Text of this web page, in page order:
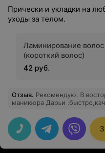
Прически и укладки на
уходы за телом.
Ламинирование волос
(короткий волос)
42 руб.
Отзыв. Рекомендую. В
маникюра Дарьи